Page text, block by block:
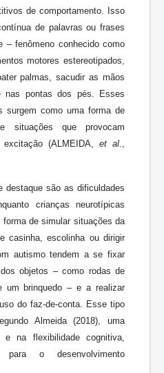
de comportamento. Isso
de palavras ou frases
– fenômeno conhecido como
motores estereotipados,
palmas, sacudir as mãos
nas pontas dos pés. Esses
surgem como uma forma de
situações que provocam
(ALMEIDA, et al
destaque são as dificuldades
crianças neurotípicas
de simular situações da
casinha, escolinha ou dirigir
autismo tendem a se fixar
objetos – como rodas de
um brinquedo – e a realizar
do faz-de-conta. Esse tipo
Almeida (2018), uma
na flexibilidade cognitiva,
para o desenvolvimento